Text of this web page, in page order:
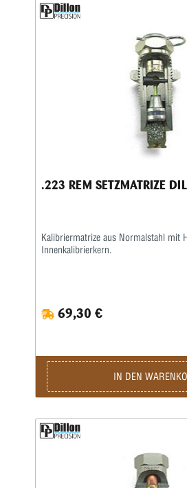
.223 REM SETZMATRIZE
Kalibriermatrize aus Normalstahl mit
Innenkalibrierkern.
69,30 €
IN DEN